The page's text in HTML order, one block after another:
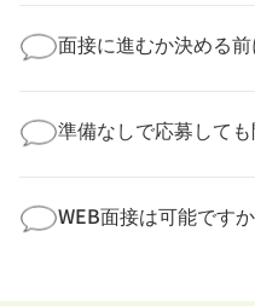
してお答えいたします
勤務体制や職場の雰囲
す！
面接に進むか決める
積極的に受け入れてい
の様子を見ることで、
ださい！
準備なしで応募して
まで、一からサポート
たばかり」「何から
WEB面接は可能です
すめしていますが、